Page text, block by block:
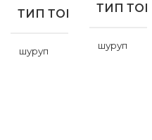
ТИП ТОВАРА
шуруп
ТИП
шуруп